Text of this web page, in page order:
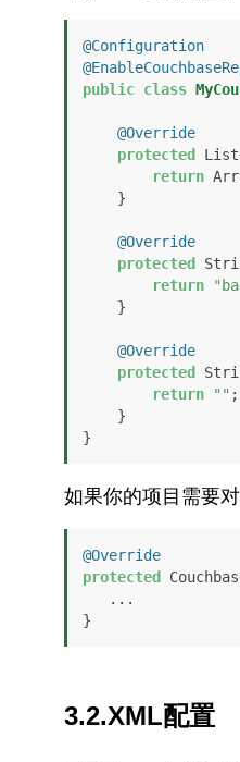
@Configuration
public class
@Override
protected
return
@Override
protected
return
@Override
protected
return
"" ;
}
如果你的项目需要
@Override
protected
}
3.2.XML配置